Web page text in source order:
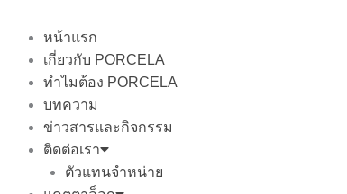
หน้าแรก
เกี่ยวกับ PORCELA
ทำไมต้อง PORCELA
บทความ
ข่าวสารและกิจกรรม
ติดต่อเรา
ตัวแทนจำหน่าย